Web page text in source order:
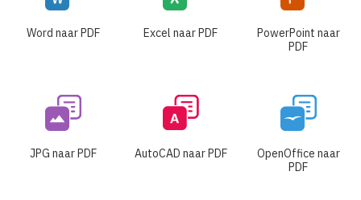
Word naar PDF Excel naar PDF
PowerPoint naar
PDF
JPG naar PDF AutoCAD naar PDF
OpenOffice naar
PDF